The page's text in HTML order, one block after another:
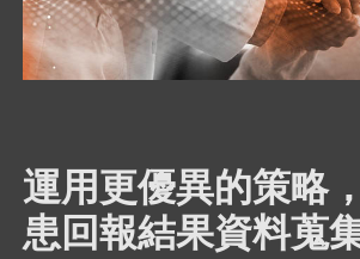
運用更優異的策略
患回報結果資料蒐